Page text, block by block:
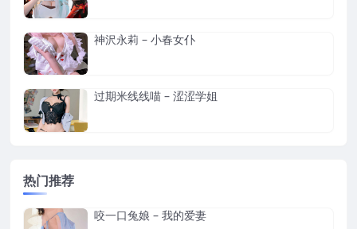
神沢永莉 – 小春女仆
过期米线线喵 – 涩涩学姐
热门推荐
咬一口兔娘 – 我的爱妻